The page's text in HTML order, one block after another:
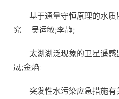
基于通量守恒原理的水
究 吴运敏;李静;
太湖湖泛现象的卫星遥
晟;金焰;
突发性水污染应急措施